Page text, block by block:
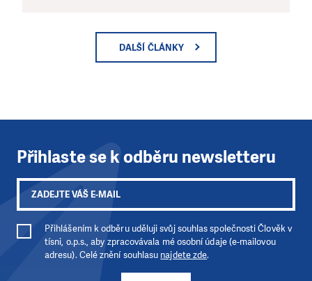
DALŠÍ ČLÁNKY
Přihlaste se k odběru newsletteru
Přihlášením k odběru uděluji svůj souhlas společnosti Člověk v
tísni, o.p.s., aby zpracovávala mé osobní údaje (e-mailovou
adresu). Celé znění souhlasu najdete zde.